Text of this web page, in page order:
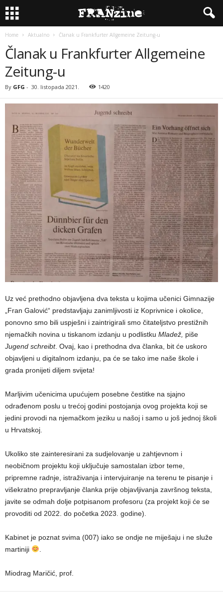
Home Aktualno Članak u Frankfurter Allgemeine Zeitung-u
Članak u Frankfurter Allgemeine
Zeitung-u
By GFG - 30. listopada 2021. 1420
Uz već prethodno objavljena dva teksta u kojima učenici Gimnazije
„Fran Galović“ predstavljaju zanimljivosti iz Koprivnice i okolice,
ponovno smo bili uspješni i zaintrigirali smo čitateljstvo prestižnih
njemačkih novina u tiskanom izdanju u podlistku Mladež, piše
Jugend schreibt. Ovaj, kao i prethodna dva članka, bit će uskoro
objavljeni u digitalnom izdanju, pa će se tako ime naše škole i
grada pronijeti diljem svijeta!
Marljivim učenicima upućujem posebne čestitke na sjajno
odrađenom poslu u trećoj godini postojanja ovog projekta koji se
jedini provodi na njemačkom jeziku u našoj i samo u još jednoj školi
u Hrvatskoj.
Ukoliko ste zainteresirani za sudjelovanje u zahtjevnom i
neobičnom projektu koji uključuje samostalan izbor teme,
pripremne radnje, istraživanja i intervjuiranje na terenu te pisanje i
višekratno prepravljanje članka prije objavljivanja završnog teksta,
javite se odmah dolje potpisanom profesoru (za projekt koji će se
provoditi od 2022. do početka 2023. godine).
Kabinet je poznat svima (007) iako se ondje ne miješaju i ne služe
martiniji
Miodrag Maričić, prof.